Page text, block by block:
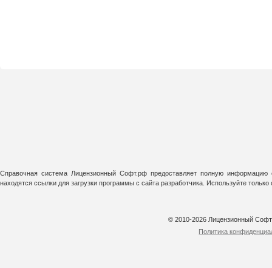
Справочная система Лицензионный Софт.рф предоставляет полную
находятся ссылки для загрузки программы с сайта разработчика. Используйте
© 2010-2026 Лицензионный
Политика